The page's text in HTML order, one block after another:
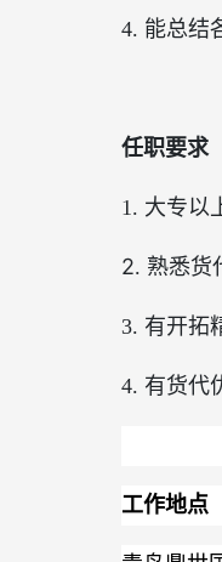
4. 能总结
任职要求
1. 大专以
2. 熟悉货
3. 有开拓
4. 有货代
工作地点